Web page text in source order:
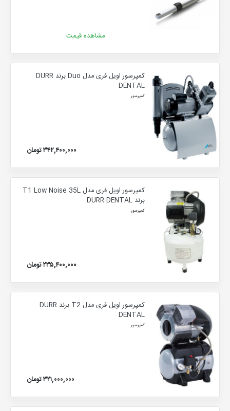
مشاهده قیمت
کمپرسور اویل فری مدل Duo برند DURR
DENTAL
کمپرسور
۳۴۲,۴۰۰,۰۰۰ تومان
کمپرسور اویل فری مدل T1 Low Noise 35L
برند DURR DENTAL
کمپرسور
۲۳۵,۴۰۰,۰۰۰ تومان
کمپرسور اویل فری مدل T2 برند DURR
DENTAL
کمپرسور
۳۲۱,۰۰۰,۰۰۰ تومان